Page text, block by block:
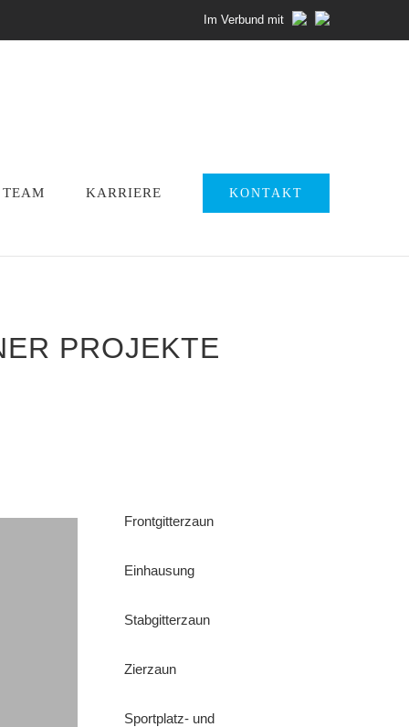
Im Verbund mit
TEAM KARRIERE KONTAKT
PROJEKTE
Frontgitterzaun
Einhausung
Stabgitterzaun
Zierzaun
Sportplatz- und